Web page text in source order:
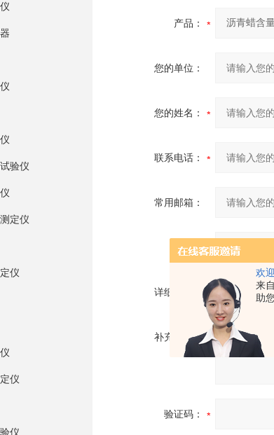
欢
来
助
验仪
定仪
仪
仪
仪
产品：
您的单位：
您的姓名：
联系电话：
常用邮箱：
省份：
详细地址：
补充说明：
验证码：